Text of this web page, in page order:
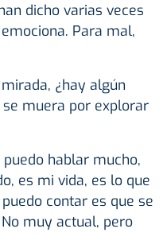
dicho varias veces
Para mal,
¿hay algún
muera por explorar
hablar mucho,
es mi vida, es lo que
contar es que se
muy actual, pero